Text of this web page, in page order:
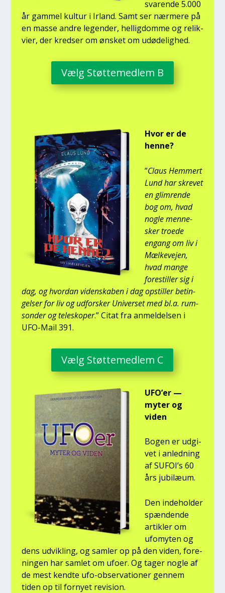
sva­ren­de 5.000
år gam­mel kul­tur i Irland. Samt ser nær­me­re på
en mas­se andre legen­der, hel­lig­dom­me og relik­
vi­er, der kred­ser om ønsket om udø­de­lig­hed.
Vælg Støt­te­med­lem B
Hvor er de
hen­ne?
”Claus Hem­mert
Lund har skre­vet
en glim­ren­de
bog om, hvad
nog­le men­ne­
sker tro­e­de
engang om liv i
Mæl­ke­vej­en,
hvad man­ge
fore­stil­ler sig i
dag, og hvor­dan viden­ska­ben i dag opstil­ler betin­
gel­ser for liv og udfor­sker Uni­ver­set med bl.a. rum­
son­der og telesko­per.” Citat fra anmel­del­sen i
UFO-Mail 391.
Vælg Støt­te­med­lem C
UFO’er —
myter og
viden
Bogen er udgi­
vet i anled­ning
af SUFOI’s 60
års jubilæum.
Den inde­hol­der
spæn­den­de
artik­ler om
ufo­myten og
dens udvik­ling, og sam­ler op på den viden, for­e­
nin­gen har sam­let om ufo­er. Og tager nog­le af
de mest kend­te ufo-obser­va­tio­ner gen­nem
tiden op til for­ny­et revi­sion.